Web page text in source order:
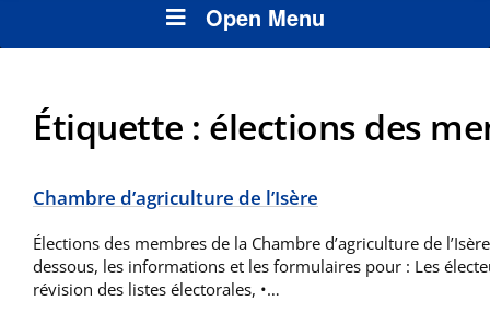
Open Menu
Étiquette : élections des
Chambre d’agriculture de l’Isère
Élections des membres de la Chambre d’agriculture de
dessous, les informations et les formulaires pour : Les
révision des listes électorales, •…